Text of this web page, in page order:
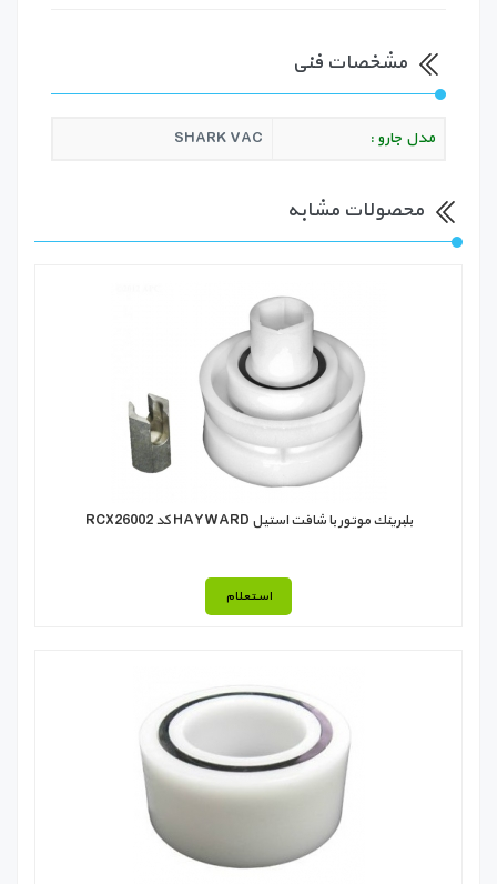
مشخصات فنی
مدل جارو : SHARK VAC
محصولات مشابه
بلبرينك موتور با شافت استيل HAYWARD كد RCX26002
استعلام